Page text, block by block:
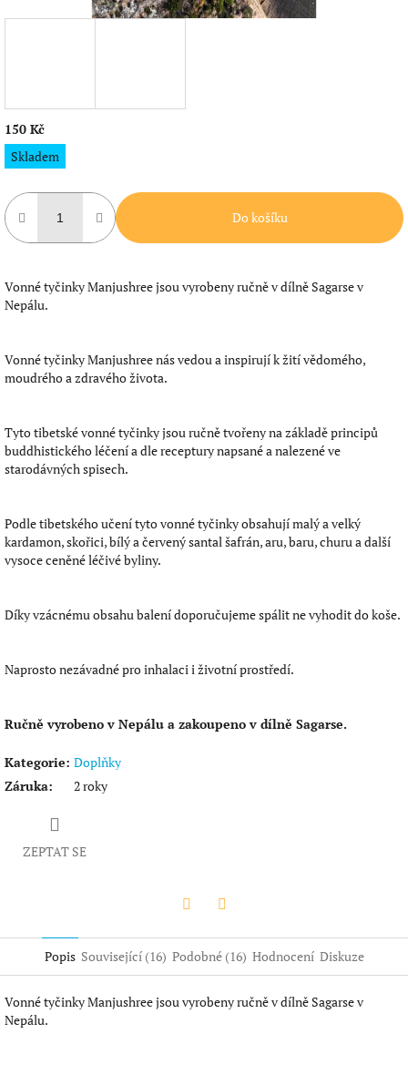
150 Kč
Měrná
cena:
Skladem
Do košíku
Vonné tyčinky Manjushree jsou vyrobeny ručně v dílně Sagarse v
Nepálu.
Vonné tyčinky Manjushree nás vedou a inspirují k žití vědomého,
moudrého a zdravého života.
Tyto tibetské vonné tyčinky jsou ručně tvořeny na základě principů
buddhistického léčení a dle receptury napsané a nalezené ve
starodávných spisech.
Podle tibetského učení tyto vonné tyčinky obsahují malý a velký
kardamon, skořici, bílý a červený santal šafrán, aru, baru, churu a další
vysoce ceněné léčivé byliny.
Díky vzácnému obsahu balení doporučujeme spálit ne vyhodit do koše.
Naprosto nezávadné pro inhalaci i životní prostředí.
Ručně vyrobeno v Nepálu a zakoupeno v dílně Sagarse.
Kategorie: Doplňky
Záruka: 2 roky
ZEPTAT SE
Popis Související (16) Podobné (16) Hodnocení Diskuze
Vonné tyčinky Manjushree jsou vyrobeny ručně v dílně Sagarse v
Nepálu.